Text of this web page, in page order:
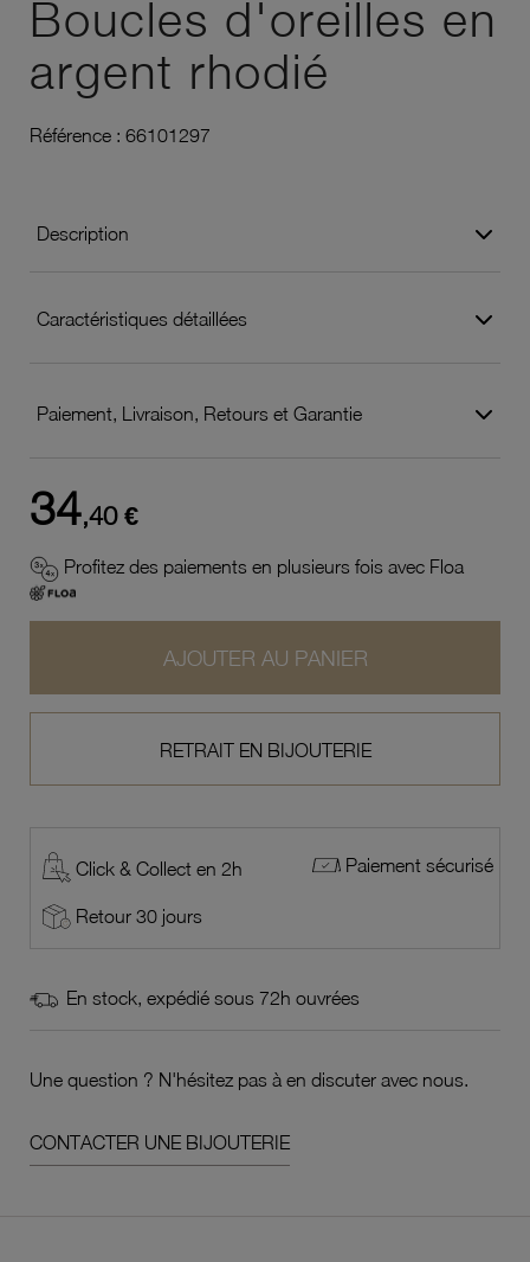
Boucles d'oreilles en
argent rhodié
Référence : 66101297
Description
Caractéristiques détaillées
Paiement, Livraison, Retours et Garantie
34,40 €
Profitez des paiements en plusieurs fois avec Floa
AJOUTER AU PANIER
RETRAIT EN BIJOUTERIE
Click & Collect en 2h Paiement sécurisé
Retour 30 jours
En stock, expédié sous 72h ouvrées
Une question ? N'hésitez pas à en discuter avec nous.
CONTACTER UNE BIJOUTERIE